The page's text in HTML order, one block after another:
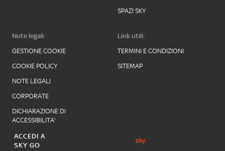
SPAZI SKY
Note legali:
GESTIONE COOKIE
COOKIE POLICY
NOTE LEGALI
CORPORATE
DICHIARAZIONE DI
ACCESSIBILITA'
Link utili:
TERMINI E CONDIZIONI
SITEMAP
ACCEDI A
SKY GO